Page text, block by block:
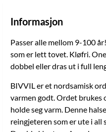
Informasjon
Passer alle mellom 9-100
som er lett tovet. Kløfri.
dobbel eller dras ut i full
BIVVIL er et nordsamisk
varmen godt. Ordet brukes
holde seg varm. Denne
reingjeteren som er ute i all